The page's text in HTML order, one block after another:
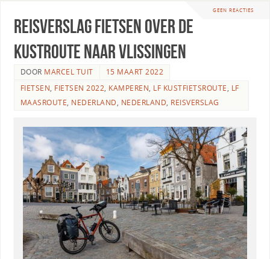
GEEN REACTIES
Reisverslag fietsen over de
Kustroute naar Vlissingen
DOOR MARCEL TUIT
15 MAART 2022
FIETSEN, FIETSEN 2022, KAMPEREN, LF KUSTFIETSROUTE, LF
MAASROUTE, NEDERLAND, NEDERLAND, REISVERSLAG